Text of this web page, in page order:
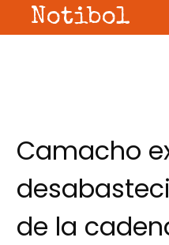
Notibol
Camacho
de la